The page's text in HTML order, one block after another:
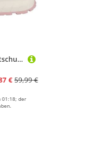
Lurchi Aito Sneaker Sportschuh mit Klett, Größenschablone zum Download
€ 59,99 €
01:18; der